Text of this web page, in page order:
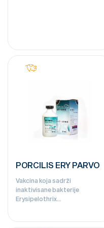
PORCILIS ERY PARVO
Vakcina koja sadrži
inaktivisane bakterije
Erysipelothrix